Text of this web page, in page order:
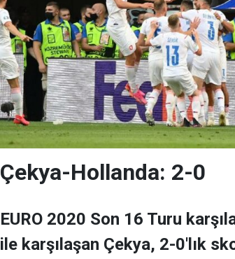
Çekya-Hollanda: 2-0
EURO 2020 Son 16 Turu
ile karşılaşan Çekya, 2-0'lık